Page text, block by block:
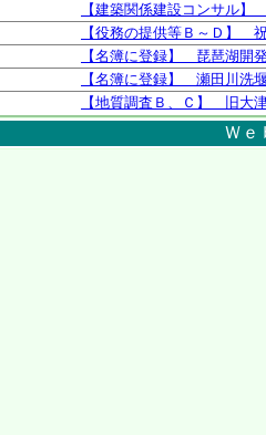
【建築関係建設コンサル
【役務の提供等Ｂ～Ｄ】
【名簿に登録】 琵琶湖開
【名簿に登録】 瀬田川洗
【地質調査Ｂ、Ｃ】 旧大
Ｗｅ